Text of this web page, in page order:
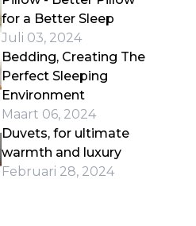
for a Better Sleep
Juli 03, 2024
Bedding, Creating The
Perfect Sleeping
Environment
Maart 06, 2024
Duvets, for ultimate
warmth and luxury
Februari 28, 2024